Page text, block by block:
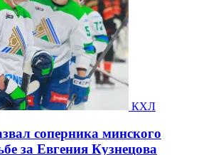
КХЛ
соперника минского
за Евгения Кузнецова